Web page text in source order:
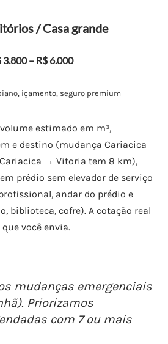
/ Casa grande
3.800 – R$ 6.000
içamento, seguro premium
volume estimado em m³,
e destino (mudança Cariacica
→ Vitoria tem 8 km),
prédio sem elevador de serviço
andar do prédio e
biblioteca, cofre). A cotação real
você envia.
mudanças emergenciais
Priorizamos
com 7 ou mais